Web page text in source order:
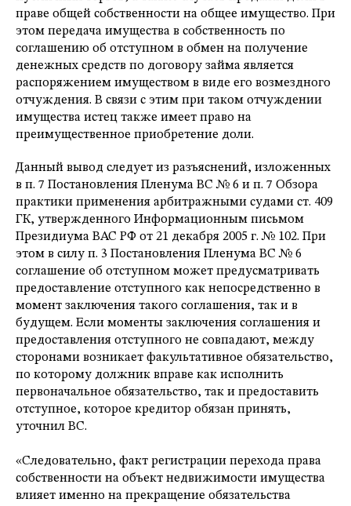
праве общей собственности на общее имущество. При
этом передача имущества в собственность по
соглашению об отступном в обмен на получение
денежных средств по договору займа является
распоряжением имуществом в виде его возмездного
отчуждения. В связи с этим при таком отчуждении
имущества истец также имеет право на
преимущественное приобретение доли.
Данный вывод следует из разъяснений, изложенных
в п. 7 Постановления Пленума ВС № 6 и п. 7 Обзора
практики применения арбитражными судами ст. 409
ГК, утвержденного Информационным письмом
Президиума ВАС РФ от 21 декабря 2005 г. № 102. При
этом в силу п. 3 Постановления Пленума ВС № 6
соглашение об отступном может предусматривать
предоставление отступного как непосредственно в
момент заключения такого соглашения, так и в
будущем. Если моменты заключения соглашения и
предоставления отступного не совпадают, между
сторонами возникает факультативное обязательство,
по которому должник вправе как исполнить
первоначальное обязательство, так и предоставить
отступное, которое кредитор обязан принять,
уточнил ВС.
«Следовательно, факт регистрации перехода права
собственности на объект недвижимости имущества
влияет именно на прекращение обязательства